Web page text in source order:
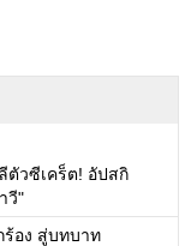
ตัวซีเคร็ต! อัปสกิ
วี"
อง สู่บทบาท